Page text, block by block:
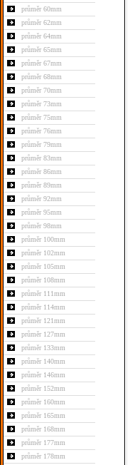
průměr 60mm
průměr 62mm
průměr 64mm
průměr 65mm
průměr 67mm
průměr 68mm
průměr 70mm
průměr 73mm
průměr 75mm
průměr 76mm
průměr 79mm
průměr 83mm
průměr 86mm
průměr 89mm
průměr 92mm
průměr 95mm
průměr 98mm
průměr 100mm
průměr 102mm
průměr 105mm
průměr 108mm
průměr 111mm
průměr 114mm
průměr 121mm
průměr 127mm
průměr 133mm
průměr 140mm
průměr 146mm
průměr 152mm
průměr 160mm
průměr 165mm
průměr 168mm
průměr 177mm
průměr 178mm